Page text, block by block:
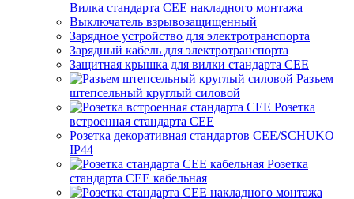
Вилка стандарта CEE накладного монтажа
Выключатель взрывозащищенный
Зарядное устройство для электротранспорта
Зарядный кабель для электротранспорта
Защитная крышка для вилки стандарта CEE
Разъем
штепсельный круглый силовой
Розетка
встроенная стандарта CEE
Розетка декоративная стандартов CEE/SCHUKO
IP44
Розетка
стандарта СЕЕ кабельная